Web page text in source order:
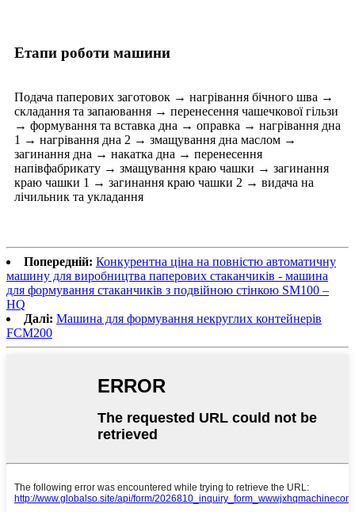
Етапи роботи машини
Подача паперових заготовок → нагрівання бічного шва →
складання та запаювання → перенесення чашечкової гільзи
→ формування та вставка дна → оправка → нагрівання дна
1 → нагрівання дна 2 → змащування дна маслом →
загинання дна → накатка дна → перенесення
напівфабрикату → змащування краю чашки → загинання
краю чашки 1 → загинання краю чашки 2 → видача на
лічильник та укладання
Попередній: Конкурентна ціна на повністю автоматичну
машину для виробництва паперових стаканчиків - машина
для формування стаканчиків з подвійною стінкою SM100 –
HQ
Далі: Машина для формування некруглих контейнерів
FCM200